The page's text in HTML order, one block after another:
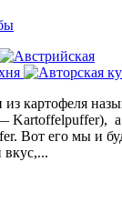
картофеля
Kartoffelpuffer), а
Вот его мы и